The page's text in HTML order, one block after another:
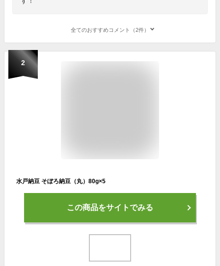
全てのおすすめコメント（2件）
2
水戸納豆 そぼろ納豆（丸）80g×5
この商品をサイトでみる